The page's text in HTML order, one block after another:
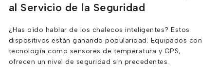
al Servicio de la Seguridad
¿Has oído hablar de los chalecos inteligentes? Estos
dispositivos están ganando popularidad. Equipados con
tecnología como sensores de temperatura y GPS,
ofrecen un nivel de seguridad sin precedentes.